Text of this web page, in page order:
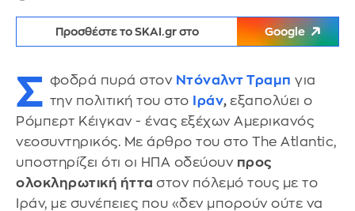
Προσθέστε το SKAI.gr στο Google
Σ φοδρά πυρά στον Ντόναλντ Τραμπ για
την πολιτική του στο
Ιράν, εξαπολύει ο
Ρόμπερτ Κέιγκαν - ένας εξέχων Αμερικανός
νεοσυντηρικός. Με άρθρο του στο The Atlantic,
υποστηρίζει ότι οι ΗΠΑ οδεύουν προς
ολοκληρωτική ήττα στον πόλεμό τους με το
Ιράν, με συνέπειες που «δεν μπορούν ούτε να